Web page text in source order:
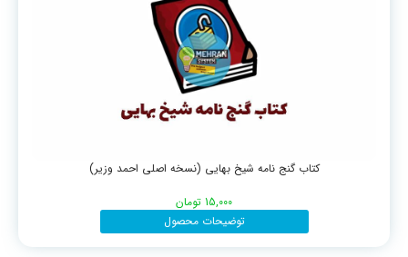
کتاب گنج نامه شیخ بهایی (نسخه اصلی احمد وزیر)
15,000 تومان
توضیحات محصول